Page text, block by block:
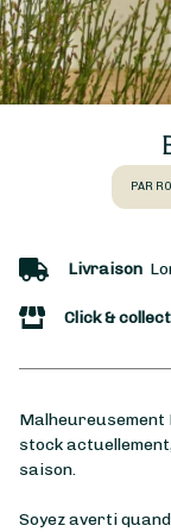
PAR
Livraison
Click &
Malheureusement
stock
saison.
Soyez averti